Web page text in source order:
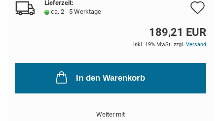
Lieferzeit:
ca. 2 - 5 Werktage
189,21 EUR
inkl. 19% MwSt. zzgl. Versand
In den Warenkorb
Weiter mit